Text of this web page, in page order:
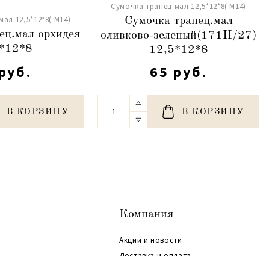
М14)
орхидея
В КОРЗИНУ
Сумочка трапец.мал.12,5*12*8( М14)
Сумочка трапец.мал
оливково-зеленый(171H/27)
12,5*12*8
65 руб.
В КОРЗИНУ
Компания
Акции и новости